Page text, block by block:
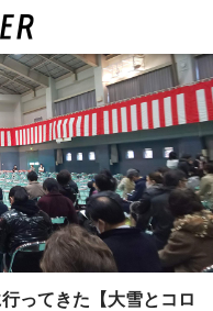
ってきた【大雪とコロ